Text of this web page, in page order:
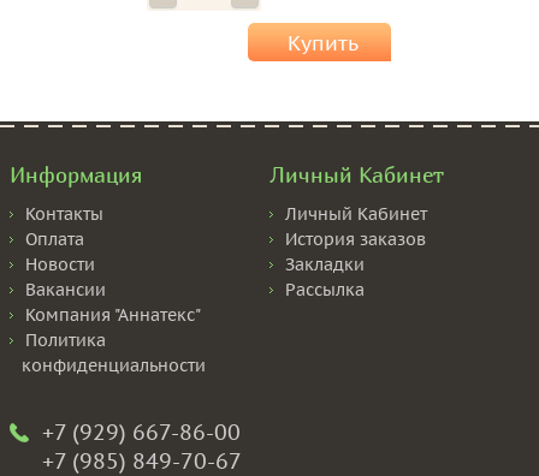
Купить
Информация
Контакты
Оплата
Новости
Вакансии
Компания "Аннатекс"
Политика
конфиденциальности
Личный Кабинет
Личный Кабинет
История заказов
Закладки
Рассылка
+7 (929) 667-86-00
+7 (985) 849-70-67